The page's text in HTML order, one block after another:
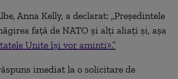
Anna Kelly, a declarat: „Preşedintele
faţă de NATO şi alţi aliaţi şi, aşa
Unite îşi vor aminti».”
imediat la o solicitare de